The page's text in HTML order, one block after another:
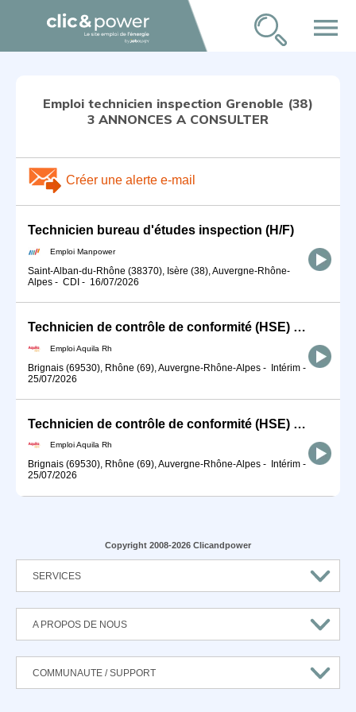
menu
Emploi technicien inspection Grenoble (38)
3 ANNONCES A CONSULTER
Créer une alerte e-mail
Technicien bureau d'études inspection (H/F)
Emploi Manpower
Saint-Alban-du-Rhône (38370), Isère (38), Auvergne-Rhône-
Alpes - CDI - 16/07/2026
Technicien de contrôle de conformité (HSE) H/F
Emploi Aquila Rh
Brignais (69530), Rhône (69), Auvergne-Rhône-Alpes - Intérim -
25/07/2026
Technicien de contrôle de conformité (HSE) H/F
Emploi Aquila Rh
Brignais (69530), Rhône (69), Auvergne-Rhône-Alpes - Intérim -
25/07/2026
Copyright 2008-2026 Clicandpower
SERVICES
A PROPOS DE NOUS
COMMUNAUTE / SUPPORT